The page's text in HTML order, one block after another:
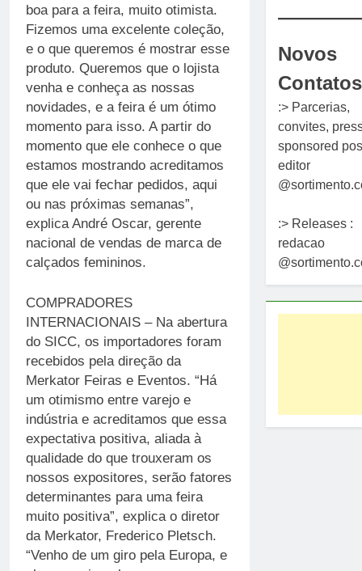
boa para a feira, muito otimista.
Fizemos uma excelente coleção,
e o que queremos é mostrar esse
produto. Queremos que o lojista
venha e conheça as nossas
novidades, e a feira é um ótimo
momento para isso. A partir do
momento que ele conhece o que
estamos mostrando acreditamos
que ele vai fechar pedidos, aqui
ou nas próximas semanas”,
explica André Oscar, gerente
nacional de vendas de marca de
calçados femininos.
COMPRADORES
INTERNACIONAIS – Na abertura
do SICC, os importadores foram
recebidos pela direção da
Merkator Feiras e Eventos. “Há
um otimismo entre varejo e
indústria e acreditamos que essa
expectativa positiva, aliada à
qualidade do que trouxeram os
nossos expositores, serão fatores
determinantes para uma feira
muito positiva”, explica o diretor
da Merkator, Frederico Pletsch.
“Venho de um giro pela Europa, e
Novos
Contatos
:> Parcerias,
convites,
sponsored
editor
:> Releases :
redacao